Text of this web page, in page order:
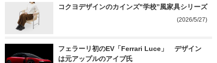
コクヨデザインのカインズ"学校”風家具シリーズ
(2026/5/27)
フェラーリ初のEV「Ferrari Luce」　デザイン
は元アップルのアイブ氏